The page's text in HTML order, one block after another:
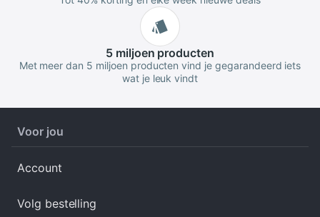
5 miljoen producten
Met meer dan 5 miljoen producten vind je gegarandeerd iets
wat je leuk vindt
Voor jou
Account
Volg bestelling